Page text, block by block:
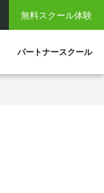
無料スクール体験
パートナースクール